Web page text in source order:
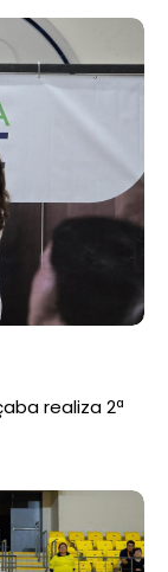
realiza 2ª